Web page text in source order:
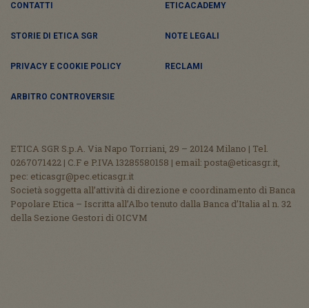
CONTATTI ETICACADEMY
STORIE DI ETICA SGR NOTE LEGALI
PRIVACY E COOKIE POLICY RECLAMI
ARBITRO CONTROVERSIE
ETICA SGR S.p.A. Via Napo Torriani, 29 – 20124 Milano | Tel.
0267071422 | C.F e P.IVA 13285580158 | email: posta@eticasgr.it,
pec: eticasgr@pec.eticasgr.it
Società soggetta all’attività di direzione e coordinamento di Banca
Popolare Etica – Iscritta all’Albo tenuto dalla Banca d’Italia al n. 32
della Sezione Gestori di OICVM